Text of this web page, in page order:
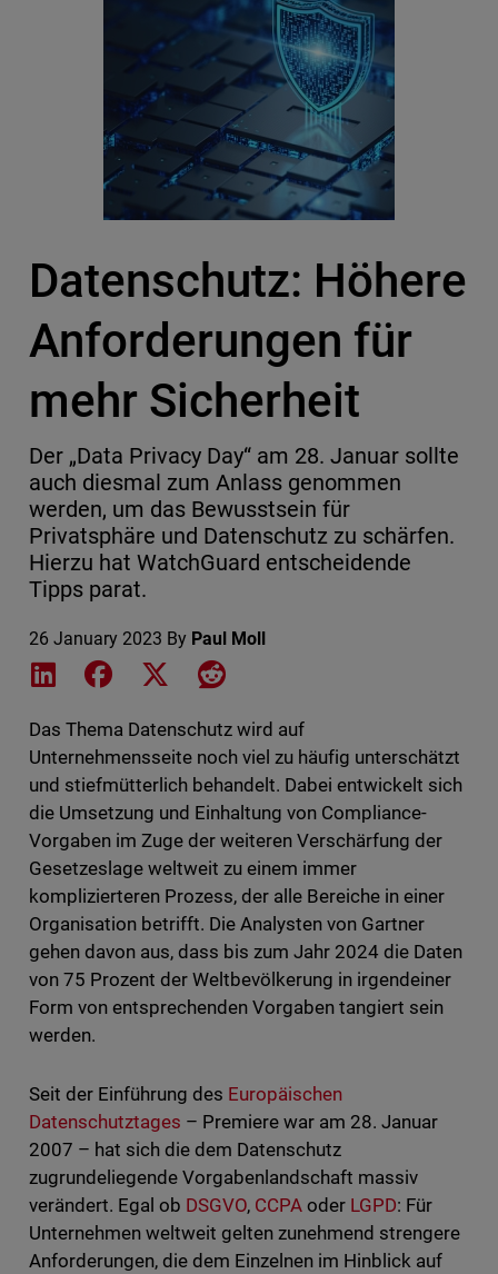
Datenschutz: Höhere
Anforderungen für
mehr Sicherheit
Der „Data Privacy Day“ am 28. Januar sollte
auch diesmal zum Anlass genommen
werden, um das Bewusstsein für
Privatsphäre und Datenschutz zu schärfen.
Hierzu hat WatchGuard entscheidende
Tipps parat.
26 January 2023 By Paul Moll
Share on LinkedIn
Share on Facebook
Share on XShare on Reddit
Das Thema Datenschutz wird auf
Unternehmensseite noch viel zu häufig unterschätzt
und stiefmütterlich behandelt. Dabei entwickelt sich
die Umsetzung und Einhaltung von Compliance-
Vorgaben im Zuge der weiteren Verschärfung der
Gesetzeslage weltweit zu einem immer
komplizierteren Prozess, der alle Bereiche in einer
Organisation betrifft. Die Analysten von Gartner
gehen davon aus, dass bis zum Jahr 2024 die Daten
von 75 Prozent der Weltbevölkerung in irgendeiner
Form von entsprechenden Vorgaben tangiert sein
werden.
Seit der Einführung des Europäischen
Datenschutztages – Premiere war am 28. Januar
2007 – hat sich die dem Datenschutz
zugrundeliegende Vorgabenlandschaft massiv
verändert. Egal ob DSGVO, CCPA oder LGPD: Für
Unternehmen weltweit gelten zunehmend strengere
Anforderungen, die dem Einzelnen im Hinblick auf